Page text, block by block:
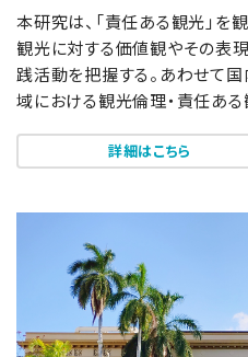
本研究は、「責任ある観光」を
観光に対する価値観やその表
践活動を把握する。あわせて
域における観光倫理・責任あ
詳細はこちら